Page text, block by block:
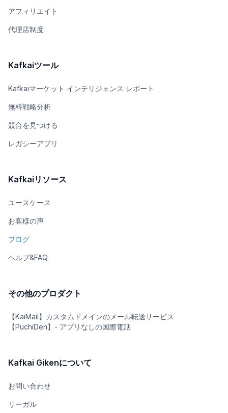
アフィリエイト
代理店制度
Kafkaiツール
Kafkaiマーケット インテリジェンス レポート
無料戦略分析
競合を見つける
レガシーアプリ
Kafkaiリソース
ユースケース
お客様の声
ブログ
ヘルプ&FAQ
その他のプロダクト
【KaiMail】カスタムドメインのメール転送サービス
【PuchiDen】- アプリなしの国際電話
Kafkai Gikenについて
お問い合わせ
リーガル